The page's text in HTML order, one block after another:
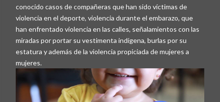
conocido casos de compañeras que han sido víctimas de
violencia en el deporte, violencia durante el embarazo, que
han enfrentado violencia en las calles, señalamientos con las
miradas por portar su vestimenta indígena, burlas por su
estatura y además de la violencia propiciada de mujeres a
mujeres.